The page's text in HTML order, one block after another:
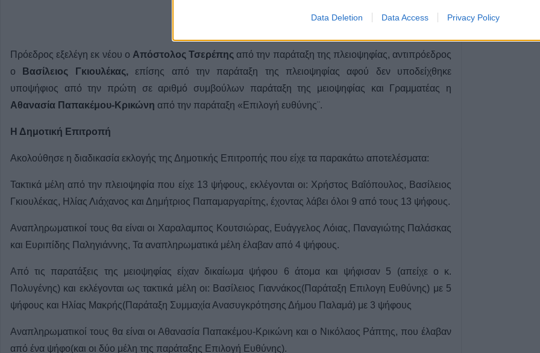
Data Deletion Data Access Privacy Policy
Πρόεδρος εξελέγη εκ νέου ο Απόστολος Τσερέπης από την παράταξη της πλειοψηφίας, αντιπρόεδρος
ο
Βασίλειος Γκιουλέκας,επίσης από την παράταξη της πλειοψηφίας αφού δεν υποδείχθηκε
υποψήφιος από την πρώτη σε αριθμό συμβούλων παράταξη της μειοψηφίας και Γραμματέας η
Αθανασία Παπακέμου-Κρικώνη από την παράταξη «Επιλογή ευθύνης¨.
Η Δημοτική Επιτροπή
Ακολούθησε η διαδικασία εκλογής της Δημοτικής Επιτροπής που είχε τα παρακάτω αποτελέσματα:
Τακτικά μέλη από την πλειοψηφία που είχε 13 ψήφους, εκλέγονται οι: Χρήστος Βαΐόπουλος, Βασίλειος
Γκιουλέκας, Ηλίας Λιάχανος και Δημήτριος Παπαμαργαρίτης, έχοντας λάβει όλοι 9 από τους 13 ψήφους.
Αναπληρωματικοί τους θα είναι οι Χαραλαμπος Κουτσιώρας, Ευάγγελος Λόιας, Παναγιώτης Παλάσκας
και Ευριπίδης Παληγιάννης, Τα αναπληρωματικά μέλη έλαβαν από 4 ψήφους.
Από τις παρατάξεις της μειοψηφίας είχαν δικαίωμα ψήφου 6 άτομα και ψήφισαν 5 (απείχε ο κ.
Πολυγένης) και εκλέγονται ως τακτικά μέλη οι: Βασίλειος Γιαννάκος(Παράταξη Επιλογη Ευθύνης) με 5
ψήφους και Ηλίας Μακρής(Παράταξη Συμμαχία Ανασυγκρότησης Δήμου Παλαμά) με 3 ψήφους
Αναπληρωματικοί τους θα είναι οι Αθανασία Παπακέμου-Κρικώνη και ο Νικόλαος Ράπτης, που έλαβαν
από ένα ψήφο(και οι δύο μέλη της παράταξης Επιλογή Ευθύνης).
επιλογή σε